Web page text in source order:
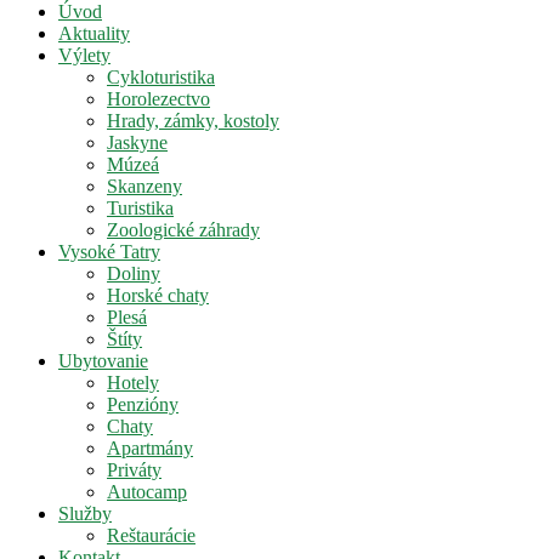
Úvod
Aktuality
Výlety
Cykloturistika
Horolezectvo
Hrady, zámky, kostoly
Jaskyne
Múzeá
Skanzeny
Turistika
Zoologické záhrady
Vysoké Tatry
Doliny
Horské chaty
Plesá
Štíty
Ubytovanie
Hotely
Penzióny
Chaty
Apartmány
Priváty
Autocamp
Služby
Reštaurácie